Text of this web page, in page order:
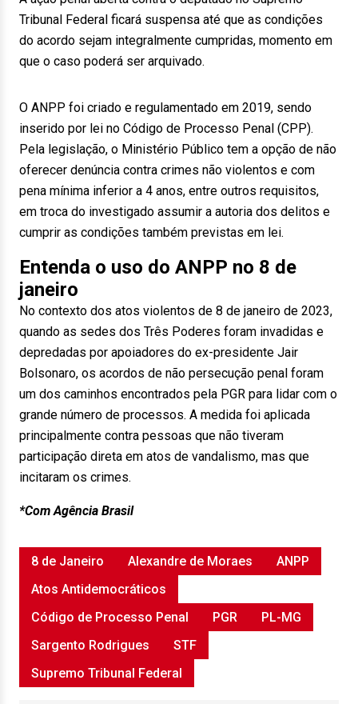
Tribunal Federal ficará suspensa até que as condições
do acordo sejam integralmente cumpridas, momento em
que o caso poderá ser arquivado.
O ANPP foi criado e regulamentado em 2019, sendo
inserido por lei no Código de Processo Penal (CPP).
Pela legislação, o Ministério Público tem a opção de não
oferecer denúncia contra crimes não violentos e com
pena mínima inferior a 4 anos, entre outros requisitos,
em troca do investigado assumir a autoria dos delitos e
cumprir as condições também previstas em lei.
Entenda o uso do ANPP no 8 de
janeiro
No contexto dos atos violentos de 8 de janeiro de 2023,
quando as sedes dos Três Poderes foram invadidas e
depredadas por apoiadores do ex-presidente Jair
Bolsonaro, os acordos de não persecução penal foram
um dos caminhos encontrados pela PGR para lidar com o
grande número de processos. A medida foi aplicada
principalmente contra pessoas que não tiveram
participação direta em atos de vandalismo, mas que
incitaram os crimes.
*Com Agência Brasil
8 de Janeiro Alexandre de Moraes
ANPP
Atos Antidemocráticos
Código de Processo Penal
PGR
PL-MG
Sargento Rodrigues
STF
Supremo Tribunal Federal